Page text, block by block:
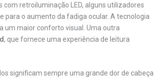
retroiluminação LED, alguns utilizadores
para o aumento da fadiga ocular. A tecnologia
um maior conforto visual. Uma outra
, que fornece uma experiência de leitura
significam sempre uma grande dor de cabeça